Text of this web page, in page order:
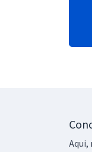
Aqui,